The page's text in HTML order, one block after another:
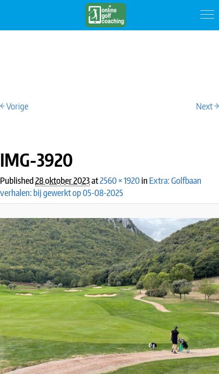
IMAGE NAVIGATION
← Vorige Next →
IMG-3920
Published28 oktober 2023at2560 × 1920in Extra: Golfbaan
verhalen: bij gewerkt op 05-08-2025